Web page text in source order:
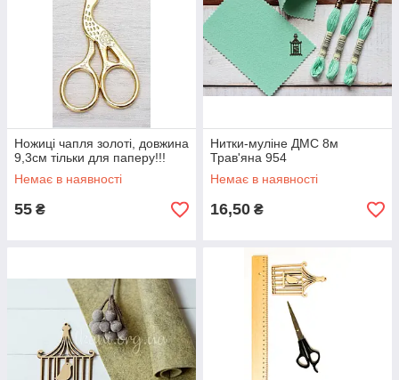
Ножиці чапля золоті, довжина
9,3см тільки для паперу!!!
Немає в наявності
55 ₴
Нитки-муліне ДМС 8м
Трав'яна 954
Немає в наявності
16,50 ₴